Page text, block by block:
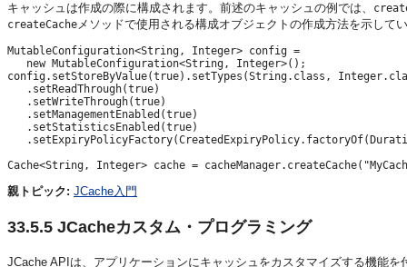
キャッシュは作成の際に構成されます。前述のキャッシュの例では、
createCacheメソッドで使用される構成オブジェクトの作成方法を示して
MutableConfiguration<String, Integer> config =
   new MutableConfiguration<String, Integer>();
config.setStoreByValue(true).setTypes(String.class,
   .setReadThrough(true)
   .setWriteThrough(true)
   .setManagementEnabled(true)
   .setStatisticsEnabled(true)
Cache<String, Integer> cache =
親トピック: JCache入門
33.5.5 JCacheカスタム・プログラミング
JCache APIは、アプリケーションにキャッシュをカスタマイズする機能